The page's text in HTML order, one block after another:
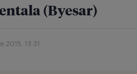
(Byesar)
2015, 13:31